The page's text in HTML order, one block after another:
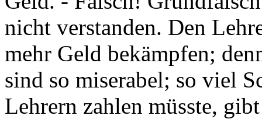
nicht verstanden. Den
mehr Geld bekämpfen;
sind so miserabel; so viel
Lehrern zahlen müsste,